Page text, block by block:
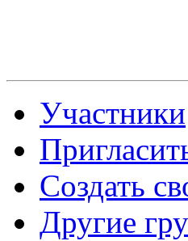
Участники
Создать
Другие